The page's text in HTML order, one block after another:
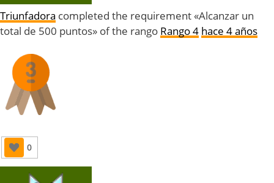
Triunfadora completed the requirement «Alcanzar un
total de 500 puntos» of the rango Rango 4 hace 4 años
0